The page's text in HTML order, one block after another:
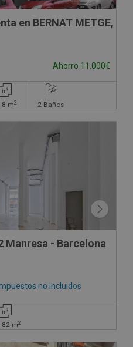
en BERNAT METGE, -
Ahorro 11.000€
m2 2 Baños
Manresa - Barcelona
no incluidos
m2